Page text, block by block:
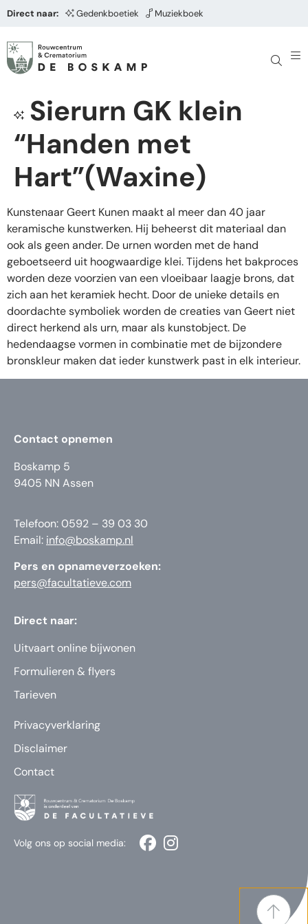
Direct naar: Gedenkboetiek Muziekboek
Sierurn GK klein
“Handen met
Hart”(Waxine)
Kunstenaar Geert Kunen maakt al meer dan 40 jaar
keramische kunstwerken. Hij beheerst dit materiaal dan
ook als geen ander. De urnen worden met de hand
geboetseerd uit hoogwaardige klei. Tijdens het bakproces
worden deze voorzien van een vloeibaar laagje brons, dat
zich aan het keramiek hecht. Door de unieke details en
doordachte symboliek worden de creaties van Geert niet
direct herkend als urn, maar als kunstobject. De
hedendaagse vormen in combinatie met de bijzondere
bronskleur maken dat ieder kunstwerk past in elk interieur.
Contact opnemen
Boskamp 5
9405 NN Assen
Telefoon: 0592 – 39 03 30
Email: info@boskamp.nl
Pers en opnameverzoeken:
pers@facultatieve.com
Direct naar:
Uitvaart online bijwonen
Formulieren & flyers
Tarieven
Privacyverklaring
Disclaimer
Contact
Volg ons op social media: